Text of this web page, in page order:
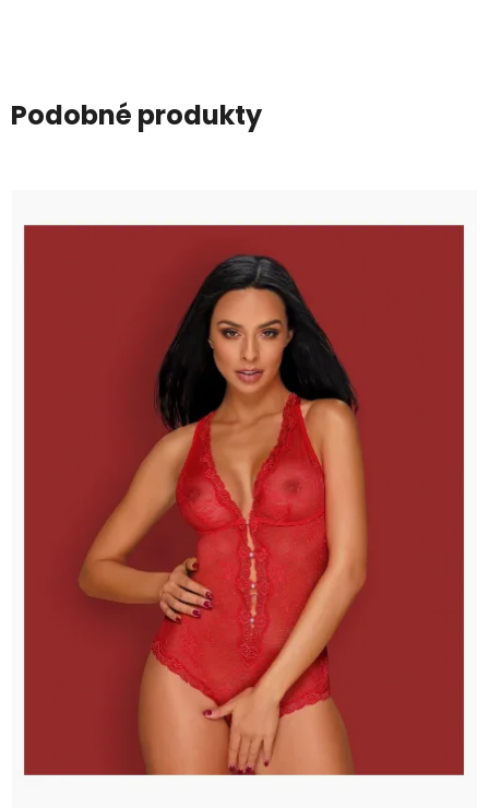
Podobné produkty